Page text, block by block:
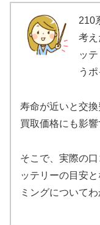
210
考
ッ
う
寿命が近いと交
買取価格にも影響
そこで、実際の
ッテリーの目安
ミングについて